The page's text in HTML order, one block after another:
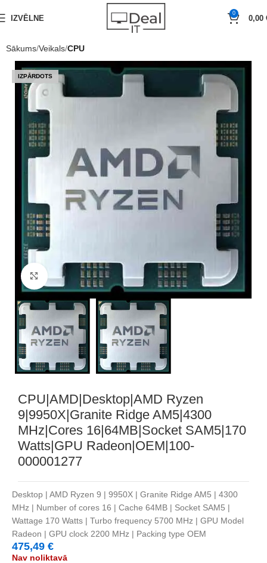
IZVĒLNE
0
0,00
Sākums Veikals CPU
IZPĀRDOTS
Noklikšķiniet, lai palielinātu
CPU|AMD|Desktop|AMD Ryzen
9|9950X|Granite Ridge AM5|4300
MHz|Cores 16|64MB|Socket SAM5|170
Watts|GPU Radeon|OEM|100-
000001277
Desktop | AMD Ryzen 9 | 9950X | Granite Ridge AM5 | 4300
MHz | Number of cores 16 | Cache 64MB | Socket SAM5 |
Wattage 170 Watts | Turbo frequency 5700 MHz | GPU Model
Radeon | GPU clock 2200 MHz | Packing type OEM
475,49 €
Nav noliktavā